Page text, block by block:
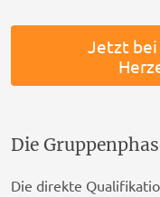
Jetzt bei
Die
Die direkte